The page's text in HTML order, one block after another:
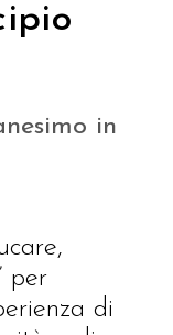
in
per
di